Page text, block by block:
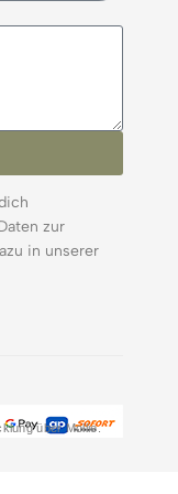
zur
in unserer
über Mollie.